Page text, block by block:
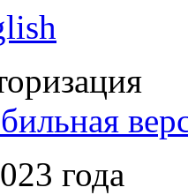
года